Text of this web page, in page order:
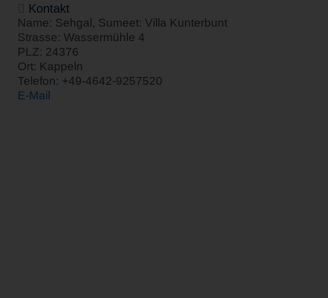
Kontakt
Name: Sehgal, Sumeet: Villa Kunterbunt
Strasse: Wassermühle 4
PLZ: 24376
Ort: Kappeln
Telefon: +49-4642-9257520
E-Mail